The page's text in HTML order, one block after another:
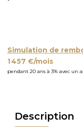
Simulation de
1 457 €/mois
pendant 20 ans à 3% avec un
Description